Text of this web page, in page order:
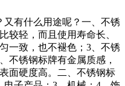
有什么用途呢？一、不锈
较轻，而且使用寿命长、
一致，也不褪色；3、不锈
不锈钢标牌有金属质感，
面硬度高。二、不锈钢标